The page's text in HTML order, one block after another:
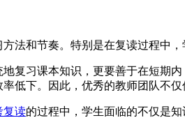
和节奏。特别是在复读过程中，
习课本知识，更要善于在短期
低下。因此，优秀的教师团队不
复读的过程中，学生面临的不仅是